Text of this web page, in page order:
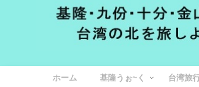
ホーム 基隆うぉ~く 台湾旅